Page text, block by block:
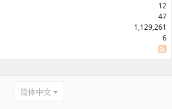
12
47
1,129,261
6
简体中文